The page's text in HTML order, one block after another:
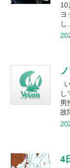
会社概
10
ヨ
し…
し
男
故
4